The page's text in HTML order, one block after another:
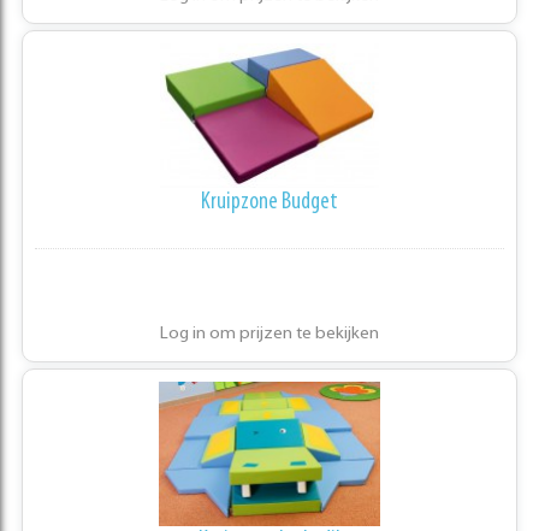
Kruipzone Budget
Log in om prijzen te bekijken